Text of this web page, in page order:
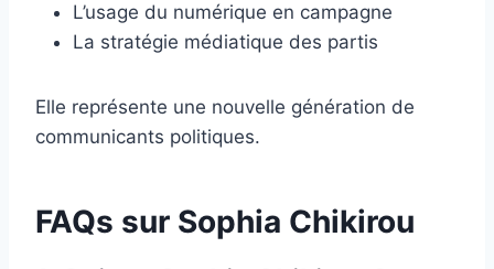
L’usage du numérique en campagne
La stratégie médiatique des partis
Elle représente une nouvelle génération de
communicants politiques.
FAQs sur Sophia Chikirou